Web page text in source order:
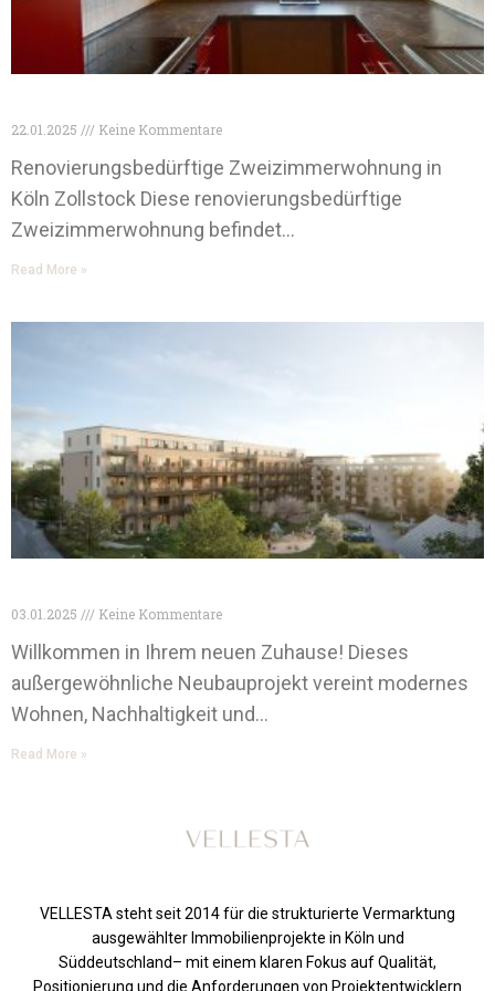
22.01.2025 Keine Kommentare
Renovierungsbedürftige Zweizimmerwohnung in
Köln Zollstock Diese renovierungsbedürftige
Zweizimmerwohnung befindet…
Read More »
03.01.2025 Keine Kommentare
Willkommen in Ihrem neuen Zuhause! Dieses
außergewöhnliche Neubauprojekt vereint modernes
Wohnen, Nachhaltigkeit und…
Read More »
VELLESTA steht seit 2014 für die strukturierte Vermarktung
ausgewählter Immobilienprojekte in Köln und
Süddeutschland– mit einem klaren Fokus auf Qualität,
Positionierung und die Anforderungen von Projektentwicklern